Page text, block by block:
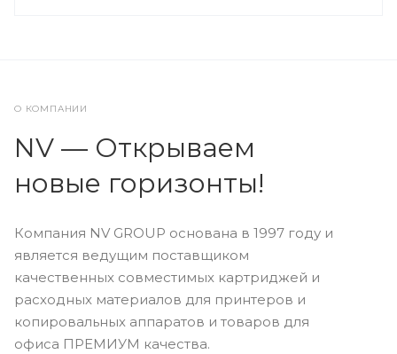
О КОМПАНИИ
NV — Открываем
новые горизонты!
Компания NV GROUP основана в 1997 году и
является ведущим поставщиком
качественных совместимых картриджей и
расходных материалов для принтеров и
копировальных аппаратов и товаров для
офиса ПРЕМИУМ качества.